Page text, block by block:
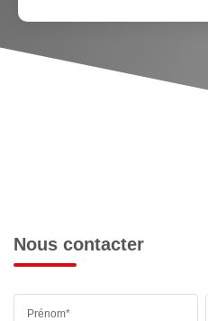
Nous contacter
Prénom*